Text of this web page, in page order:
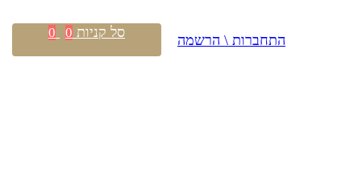
התחברות \ הרשמה סל קניות 0
0